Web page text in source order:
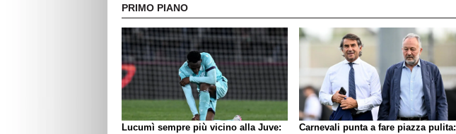
PRIMO PIANO
Lucumì sempre più vicino alla Juve:
Carnevali punta a fare piazza pulita: